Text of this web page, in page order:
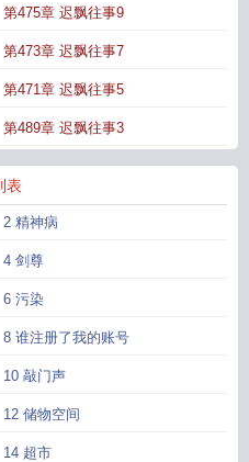
目玩家免费阅读请别质疑多周目玩家
第475章 迟飘往事9
第473章 迟飘往事7
第471章 迟飘往事5
第489章 迟飘往事3
表
2 精神病
4 剑尊
6 污染
8 谁注册了我的账号
10 敲门声
12 储物空间
14 超市